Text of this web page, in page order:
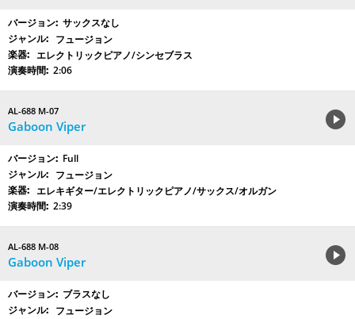
サックスなし
フュージョン
エレクトリックピアノ/シンセブラス
2:06
AL-688 M-07
Gaboon Viper
Full
フュージョン
エレキギター/エレクトリックピアノ/サックス/オルガン
2:39
AL-688 M-08
Gaboon Viper
ブラスなし
フュージョン